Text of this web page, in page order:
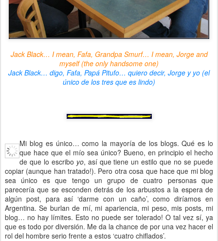
Jack Black… I mean, Fafa, Grandpa Smurf… I mean, Jorge and
myself (the only handsome one)
Jack Black… digo, Fafa, Papá Pitufo… quiero decir, Jorge y yo (el
único de los tres que es lindo)
Mi blog es único… como la mayoría de los blogs. Qué es lo
que hace que el mío sea único? Bueno, en principio el hecho
de que lo escribo yo, así que tiene un estilo que no se puede
copiar (aunque han tratado!). Pero otra cosa que hace que mi blog
sea único es que tengo un grupo de cuatro personas que
parecería que se esconden detrás de los arbustos a la espera de
algún post, para así ‘darme con un caño’, como diríamos en
Argentina. Se burlan de mí, mi apariencia, mi peso, mis posts, mi
blog… no hay límites. Esto no puede ser tolerado! O tal vez sí, ya
que es todo por diversión. Me da la chance de por una vez hacer el
rol del hombre serio frente a estos ‘cuatro chiflados’.